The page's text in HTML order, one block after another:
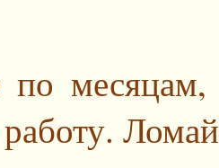
по
работу.